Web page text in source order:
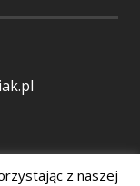
z naszej